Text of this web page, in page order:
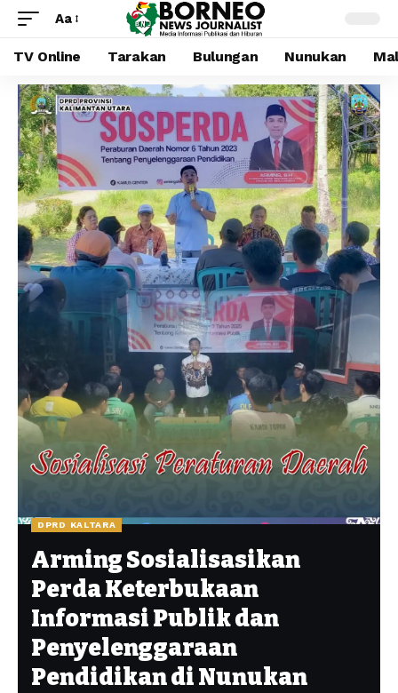
Aa
TV Online Tarakan Bulungan Nunukan
DPRD KALTARA
Arming Sosialisasikan
Perda Keterbukaan
Informasi Publik dan
Penyelenggaraan
Pendidikan di Nunukan